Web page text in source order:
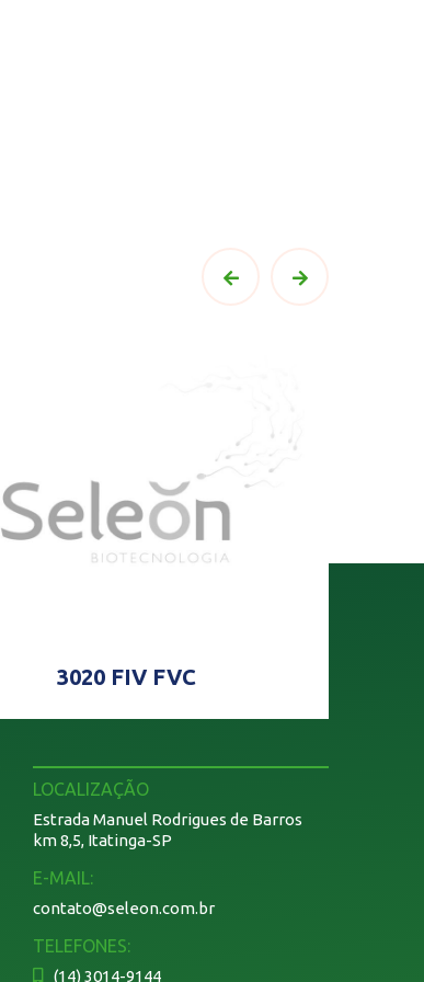
3020 FIV FVC
LOCALIZAÇÃO
Estrada Manuel Rodrigues de Barros
km 8,5, Itatinga-SP
E-MAIL:
contato@seleon.com.br
TELEFONES:
(14) 3014-9144